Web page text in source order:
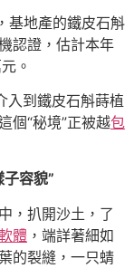
基地產的鐵皮石斛
認證，估計本年
。
入到鐵皮石斛蒔植
個“秘境”正被越包
容貌”
，扒開沙土，了
體 ，端詳著細如
的裂縫，一只蜻